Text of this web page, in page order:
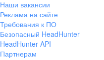
+7 343 226-79-99
pr@ural.hh.ru
Наши вакансии
Реклама на сайте
Требования к ПО
Безопасный HeadHunter
HeadHunter API
Партнерам